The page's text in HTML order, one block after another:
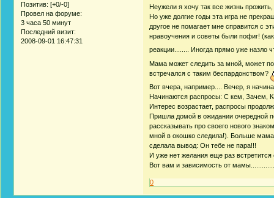
Позитив: [+0/-0]
Провел на форуме:
3 часа 50 минут
Последний визит:
2008-09-01 16:47:31
Неужели я хочу так все жизнь
Но уже долгие годы эта игра не
другое не помагает мне справится с
нравоучения и советы были пофиг!
реакции........ Иногда прямо уже назло
Мама может следить за мной, может
встречался с таким беспардонством?
Вот вчера, например.... Вечер, я
Начинаются распросы: С кем, Зачем,
Интерес возрастает, распросы
Пришла домой в ожидании очередной
рассказывать про своего нового
мной в окошко следила!). Больше мама
сделала вывод: Он тебе не пара!!!
И уже нет желания еще раз
Вот вам и зависимость от
0